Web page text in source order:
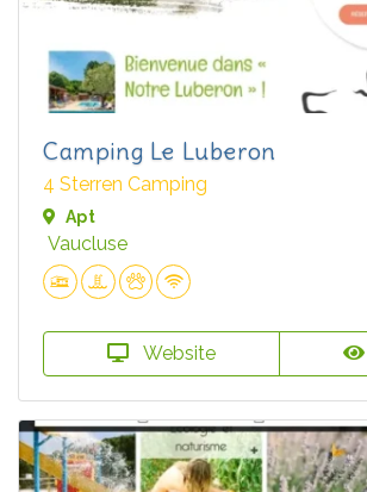
Camping Le Luberon
4 Sterren Camping
Apt
Vaucluse
Website